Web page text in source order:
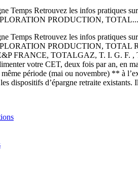
Temps Retrouvez les infos pratiques
PRODUCTION, TOTAL...
Temps Retrouvez les infos pratiques
PRODUCTION,
FRANCE, TOTALGAZ, T. I. G. F.
votre CET, deux fois par an, en
période (mai ou novembre) ** à
dispositifs d’épargne retraite existants.